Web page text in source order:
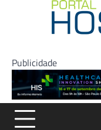
Publicidade